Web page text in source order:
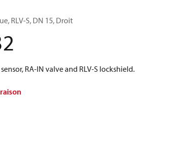
RLV-S, DN 15, Droit
RA-IN valve and RLV-S lockshield.